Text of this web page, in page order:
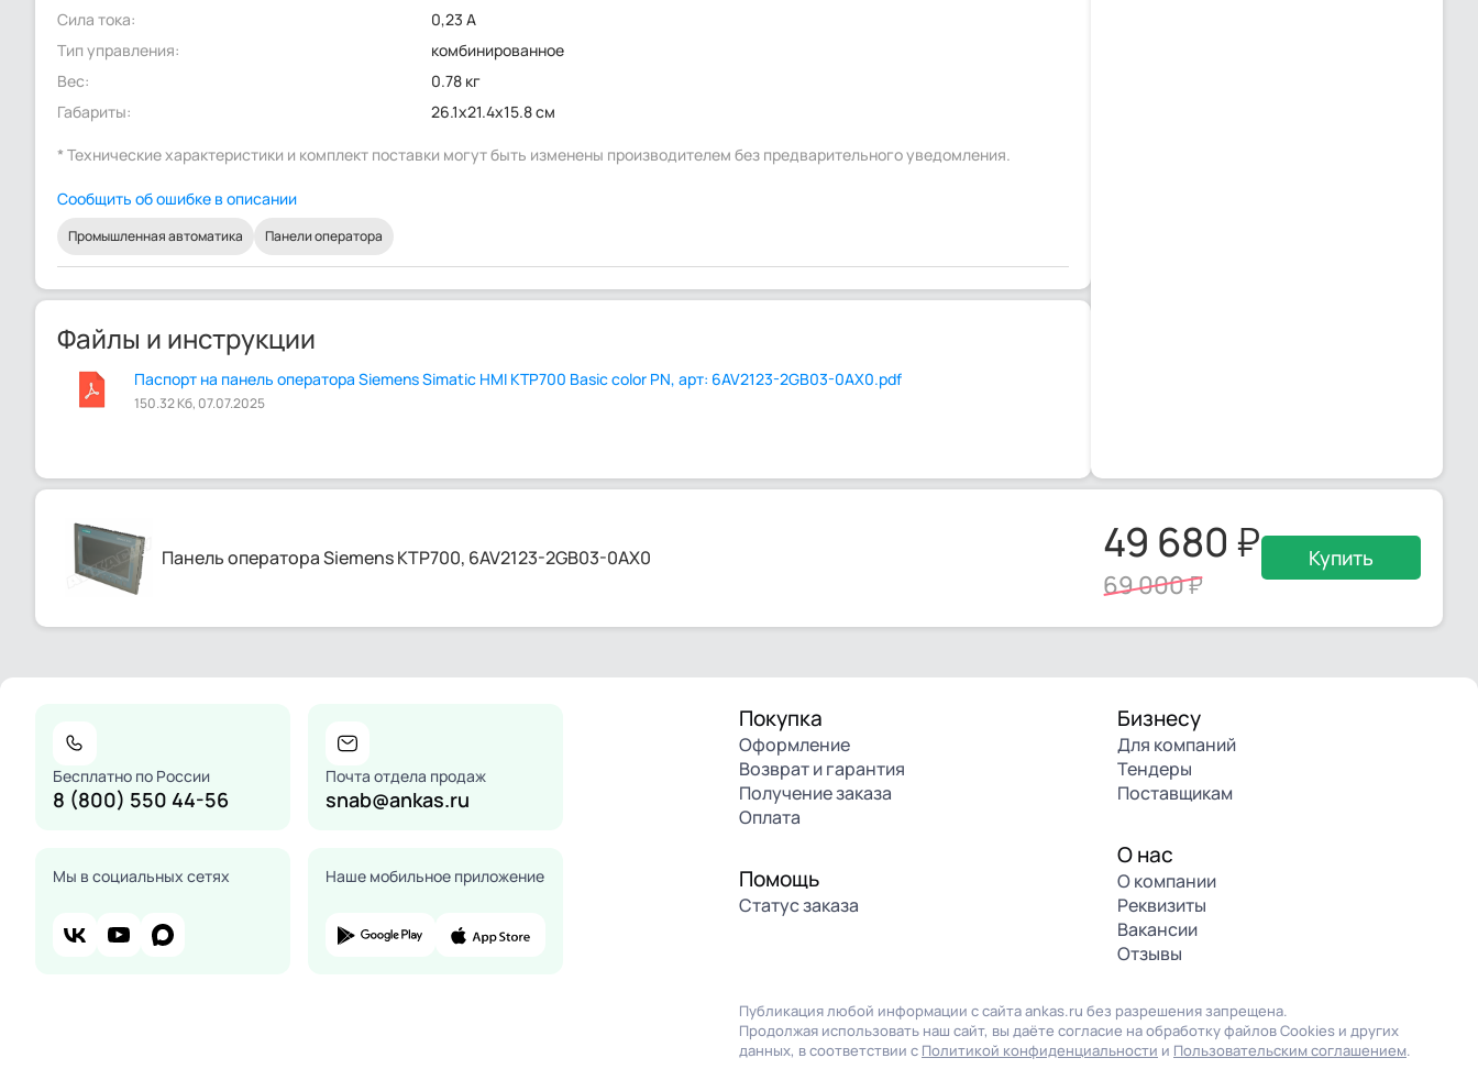
Сила тока:
0,23 А
Тип управления:
комбинированное
Вес:
0.78 кг
Габариты:
26.1x21.4x15.8 см
* Технические характеристики и комплект поставки могут быть изменены производителем без предварительного уведомления.
Сообщить об ошибке в описании
Промышленная автоматика Панели оператора
Файлы и инструкции
Паспорт на панель оператора Siemens Simatic HMI KTP700 Basic color PN, арт: 6AV2123-2GB03-0AX0.pdf
150.32 Кб, 07.07.2025
Панель оператора Siemens KTP700, 6AV2123-2GB03-0AX0 49 680
69 000
Купить
Бесплатно по России
8 (800) 550 44-56
Почта отдела продаж
snab@ankas.ru
Мы в социальных сетях Наше мобильное приложение
Покупка
Оформление
Возврат и гарантия
Получение заказа
Оплата
Помощь
Статус заказа
Бизнесу
Для компаний
Тендеры
Поставщикам
О нас
О компании
Реквизиты
Вакансии
Отзывы
Публикация любой информации с сайта ankas.ru без разрешения запрещена.
Продолжая использовать наш сайт, вы даёте согласие на обработку файлов Cookies и других
данных, в соответствии с Политикой конфиденциальности и Пользовательским соглашением.